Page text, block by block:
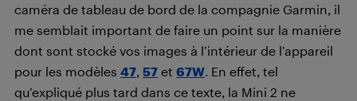
caméra de tableau de bord de la compagnie Garmin, il
me semblait important de faire un point sur la manière
dont sont stocké vos images à l’intérieur de l’appareil
pour les modèles 47 57 et 67W . En effet, tel
qu’expliqué plus tard dans ce texte, la Mini 2 ne